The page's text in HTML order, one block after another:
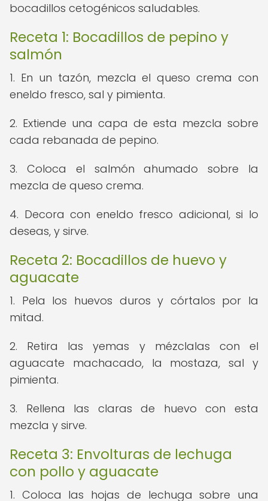
bocadillos cetogénicos saludables.
Receta 1: Bocadillos de pepino y
salmón
1. En un tazón, mezcla el queso crema con
eneldo fresco, sal y pimienta.
2. Extiende una capa de esta mezcla sobre
cada rebanada de pepino.
3. Coloca el salmón ahumado sobre la
mezcla de queso crema.
4. Decora con eneldo fresco adicional, si lo
deseas, y sirve.
Receta 2: Bocadillos de huevo y
aguacate
1. Pela los huevos duros y córtalos por la
mitad.
2. Retira las yemas y mézclalas con el
aguacate machacado, la mostaza, sal y
pimienta.
3. Rellena las claras de huevo con esta
mezcla y sirve.
Receta 3: Envolturas de lechuga
con pollo y aguacate
1. Coloca las hojas de lechuga sobre una